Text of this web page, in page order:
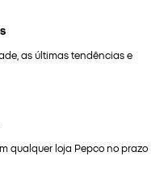
as últimas tendências e
qualquer loja Pepco no prazo